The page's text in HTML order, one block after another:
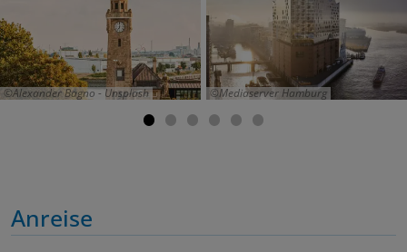
Alexander Bagno - Unsplash Mediaserver Hamburg
Anreise